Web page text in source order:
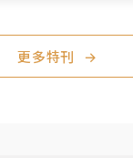
更多特刊 →